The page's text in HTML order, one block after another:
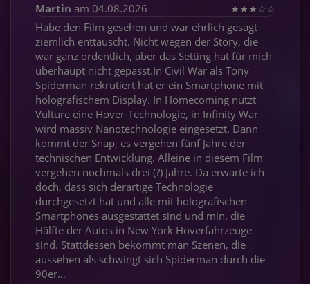
Martin am 04.08.2026 ★★★☆☆
Habe den Film gesehen und war ehrlich gesagt
ziemlich enttäuscht. Nicht wegen der Story, die
war ganz ordentlich, aber das Setting hat für mich
überhaupt nicht gepasst.In Civil War als Tony
Spiderman rekrutiert hat er ein Smartphone mit
holografischem Display. In Homecoming nutzt
Vulture eine Hover-Technologie, in Infinity War
wird massiv Nanotechnologie eingesetzt. Dann
kommt der Snap, es vergehen fünf Jahre der
technischen Entwicklung. Alleine in diesem Film
vergehen nochmals drei (?) Jahre. Da erwarte ich
doch, dass sich derartige Technologie
durchgesetzt hat und alle mit holografischen
Smartphones ausgestattet sind und min. die
Hälfte der Autos in New York Hoverfahrzeuge
sind. Stattdessen bekommt man Szenen, die
aussehen als schwingt sich Spiderman durch die
90er…